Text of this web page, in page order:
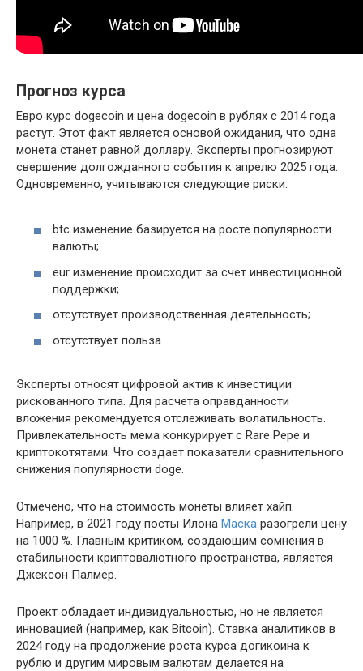
Прогноз курса
Евро курс dogecoin и цена dogecoin в рублях с 2014 года
растут. Этот факт является основой ожидания, что одна
монета станет равной доллару. Эксперты прогнозируют
свершение долгожданного события к апрелю 2025 года.
Одновременно, учитываются следующие риски:
btc изменение базируется на росте популярности
валюты;
eur изменение происходит за счет инвестиционной
поддержки;
отсутствует производственная деятельность;
отсутствует польза.
Эксперты относят цифровой актив к инвестиции
рискованного типа. Для расчета оправданности
вложения рекомендуется отслеживать волатильность.
Привлекательность мема конкурирует с Rare Pepe и
криптокотятами. Что создает показатели сравнительного
снижения популярности doge.
Отмечено, что на стоимость монеты влияет хайп.
Например, в 2021 году посты Илона Маска разогрели цену
на 1000 %. Главным критиком, создающим сомнения в
стабильности криптовалютного пространства, является
Джексон Палмер.
Проект обладает индивидуальностью, но не является
инновацией (например, как Bitcoin). Ставка аналитиков в
2024 году на продолжение роста курса догикоина к
рублю и другим мировым валютам делается на